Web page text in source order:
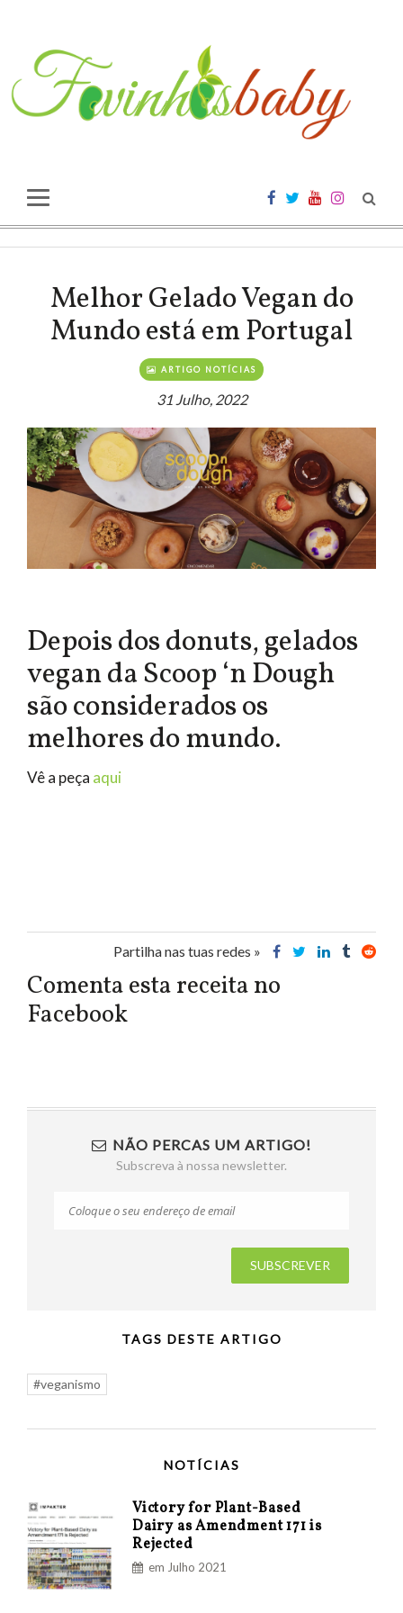
Melhor Gelado Vegan do
Mundo está em Portugal
ARTIGO NOTÍCIAS
31 Julho, 2022
Depois dos donuts, gelados
vegan da Scoop ‘n Dough
são considerados os
melhores do mundo.
Vê a peça aqui
Partilha nas tuas redes »
Comenta esta receita no
Facebook
NÃO PERCAS UM ARTIGO!
Subscreva à nossa newsletter.
TAGS DESTE ARTIGO
#veganismo
NOTÍCIAS
Victory for Plant-Based
Dairy as Amendment 171 is
Rejected
em Julho 2021